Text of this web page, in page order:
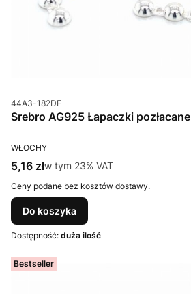
Kod produktu
44A3-182DF
Srebro AG925 Łapaczki pozłacane
PRODUCENT
WŁOCHY
Cena brutto
5,16 złw tym %s VAT
w tym 23% VAT
Ceny podane bez kosztów dostawy.
Do koszyka
Dostępność: duża ilość
Bestseller